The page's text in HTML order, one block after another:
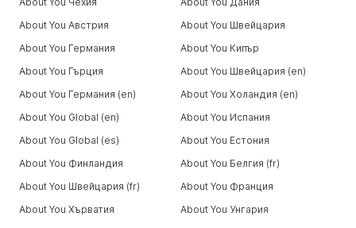
About You Австрия
About You Швейцария
About You Германия
About You Кипър
About You Гърция
About You Швейцария (en)
About You Германия (en)
About You Холандия (en)
About You Global (en)
About You Испания
About You Global (es)
About You Естония
About You Финландия
About You Белгия (fr)
About You Швейцария (fr)
About You Франция
About You Хърватия
About You Унгария